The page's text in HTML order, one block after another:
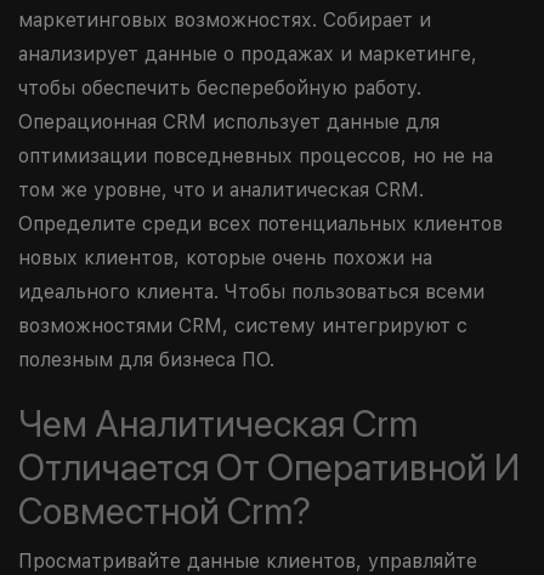
маркетинговых возможностях. Собирает и
анализирует данные о продажах и маркетинге,
чтобы обеспечить бесперебойную работу.
Операционная CRM использует данные для
оптимизации повседневных процессов, но не на
том же уровне, что и аналитическая CRM.
Определите среди всех потенциальных клиентов
новых клиентов, которые очень похожи на
идеального клиента. Чтобы пользоваться всеми
возможностями CRM, систему интегрируют с
полезным для бизнеса ПО.
Чем Аналитическая Crm
Отличается От Оперативной И
Совместной Crm?
Просматривайте данные клиентов, управляйте